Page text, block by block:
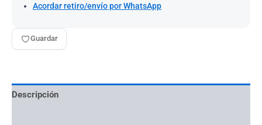
Acordar retiro/envío por WhatsApp
Guardar
Descripción